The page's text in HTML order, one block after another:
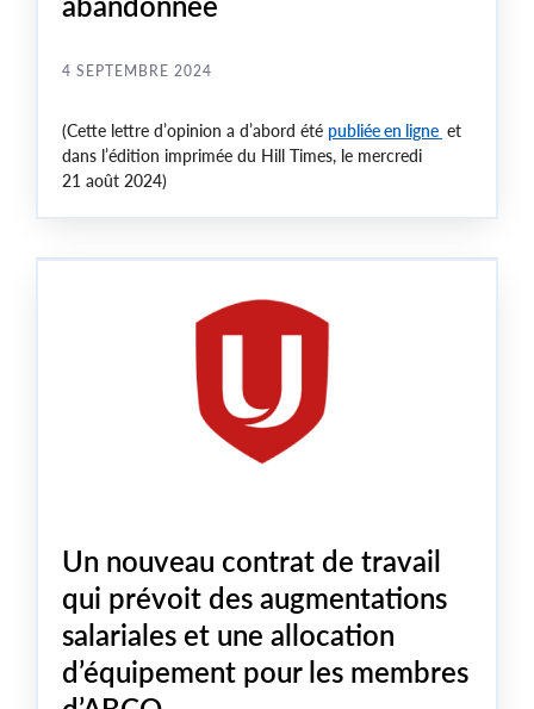
4 SEPTEMBRE 2024
(Cette lettre d’opinion a d’abord été publiée en ligne et
dans l’édition imprimée du Hill Times, le mercredi
21 août 2024)
Un nouveau contrat de travail
qui prévoit des augmentations
salariales et une allocation
d’équipement pour les membres